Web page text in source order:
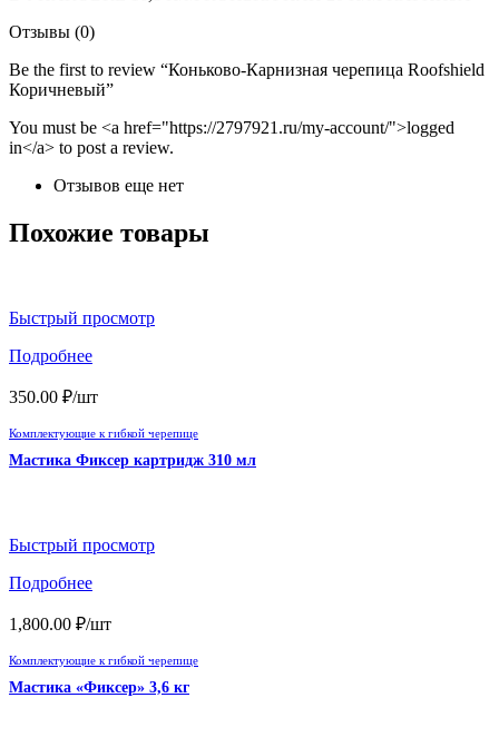
Отзывы (0)
Be the first to review “Коньково-Карнизная черепица Roofshield
Коричневый”
You must be <a href="https://2797921.ru/my-account/">logged
in</a> to post a review.
Отзывов еще нет
Похожие товары
Быстрый просмотр
Подробнее
350.00 ₽/шт
Комплектующие к гибкой черепице
Мастика Фиксер картридж 310 мл
Быстрый просмотр
Подробнее
1,800.00 ₽/шт
Комплектующие к гибкой черепице
Мастика «Фиксер» 3,6 кг